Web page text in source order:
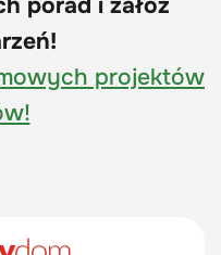
projektów